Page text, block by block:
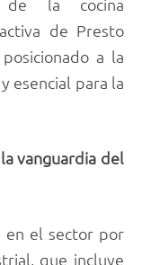
de Presto
a la
esencial para la
vanguardia del
en el sector por
que incluye